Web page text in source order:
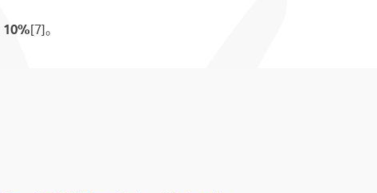
10%[7]。